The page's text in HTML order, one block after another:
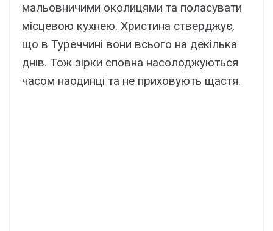
мальовничими околицями та поласувати
місцевою кухнею. Христина стверджує,
що в Туреччині вони всього на декілька
днів. Тож зірки сповна насолоджуються
часом наодинці та не приховують щастя.